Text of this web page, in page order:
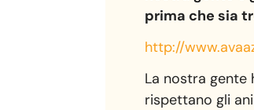
prima che sia
http://
La nostra gente
rispettano gli